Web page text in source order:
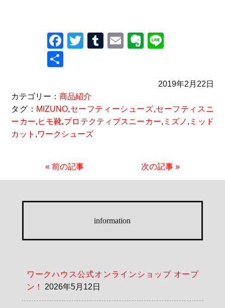
Facebook
Twitter
Tumblr
EmailEvernote
2019年2月22日
カテゴリー：商品紹介
タグ： MIZUNO,セーフティーシューズ,セーフティスニ
ーカー, ヒモ靴,プロテクティブスニーカー, ミズノ , ミッド
カット ,ワークシューズ
« 前の記事 次の記事 »
information
ワークハウス公式オンラインショップ オープ
ン！
2026年5月12日